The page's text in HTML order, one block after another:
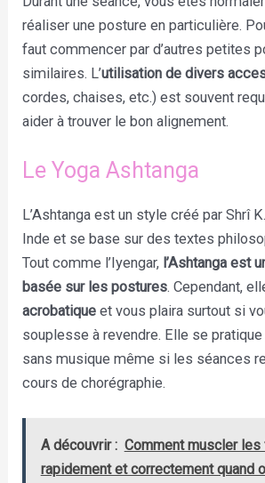
réaliser une posture en particulière.
faut commencer par d’autres petites
similaires. L’utilisation de divers
cordes, chaises, etc.) est souvent
aider à trouver le bon alignement.
Le Yoga Ashtanga
L’Ashtanga est un style créé par Shrî
Inde et se base sur des textes
Tout comme l’Iyengar, l’Ashtanga est
basée sur les postures. Cependant,
acrobatique et vous plaira surtout si
souplesse à revendre. Elle se
sans musique même si les séances
cours de chorégraphie.
A découvrir : Comment muscler
rapidement et correctement quand